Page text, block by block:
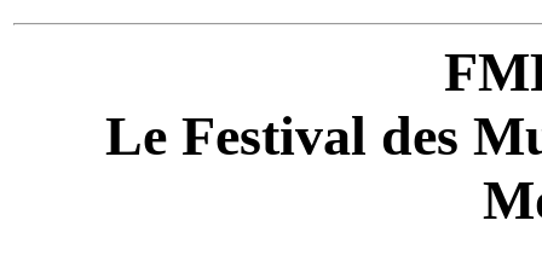
Le Festival des